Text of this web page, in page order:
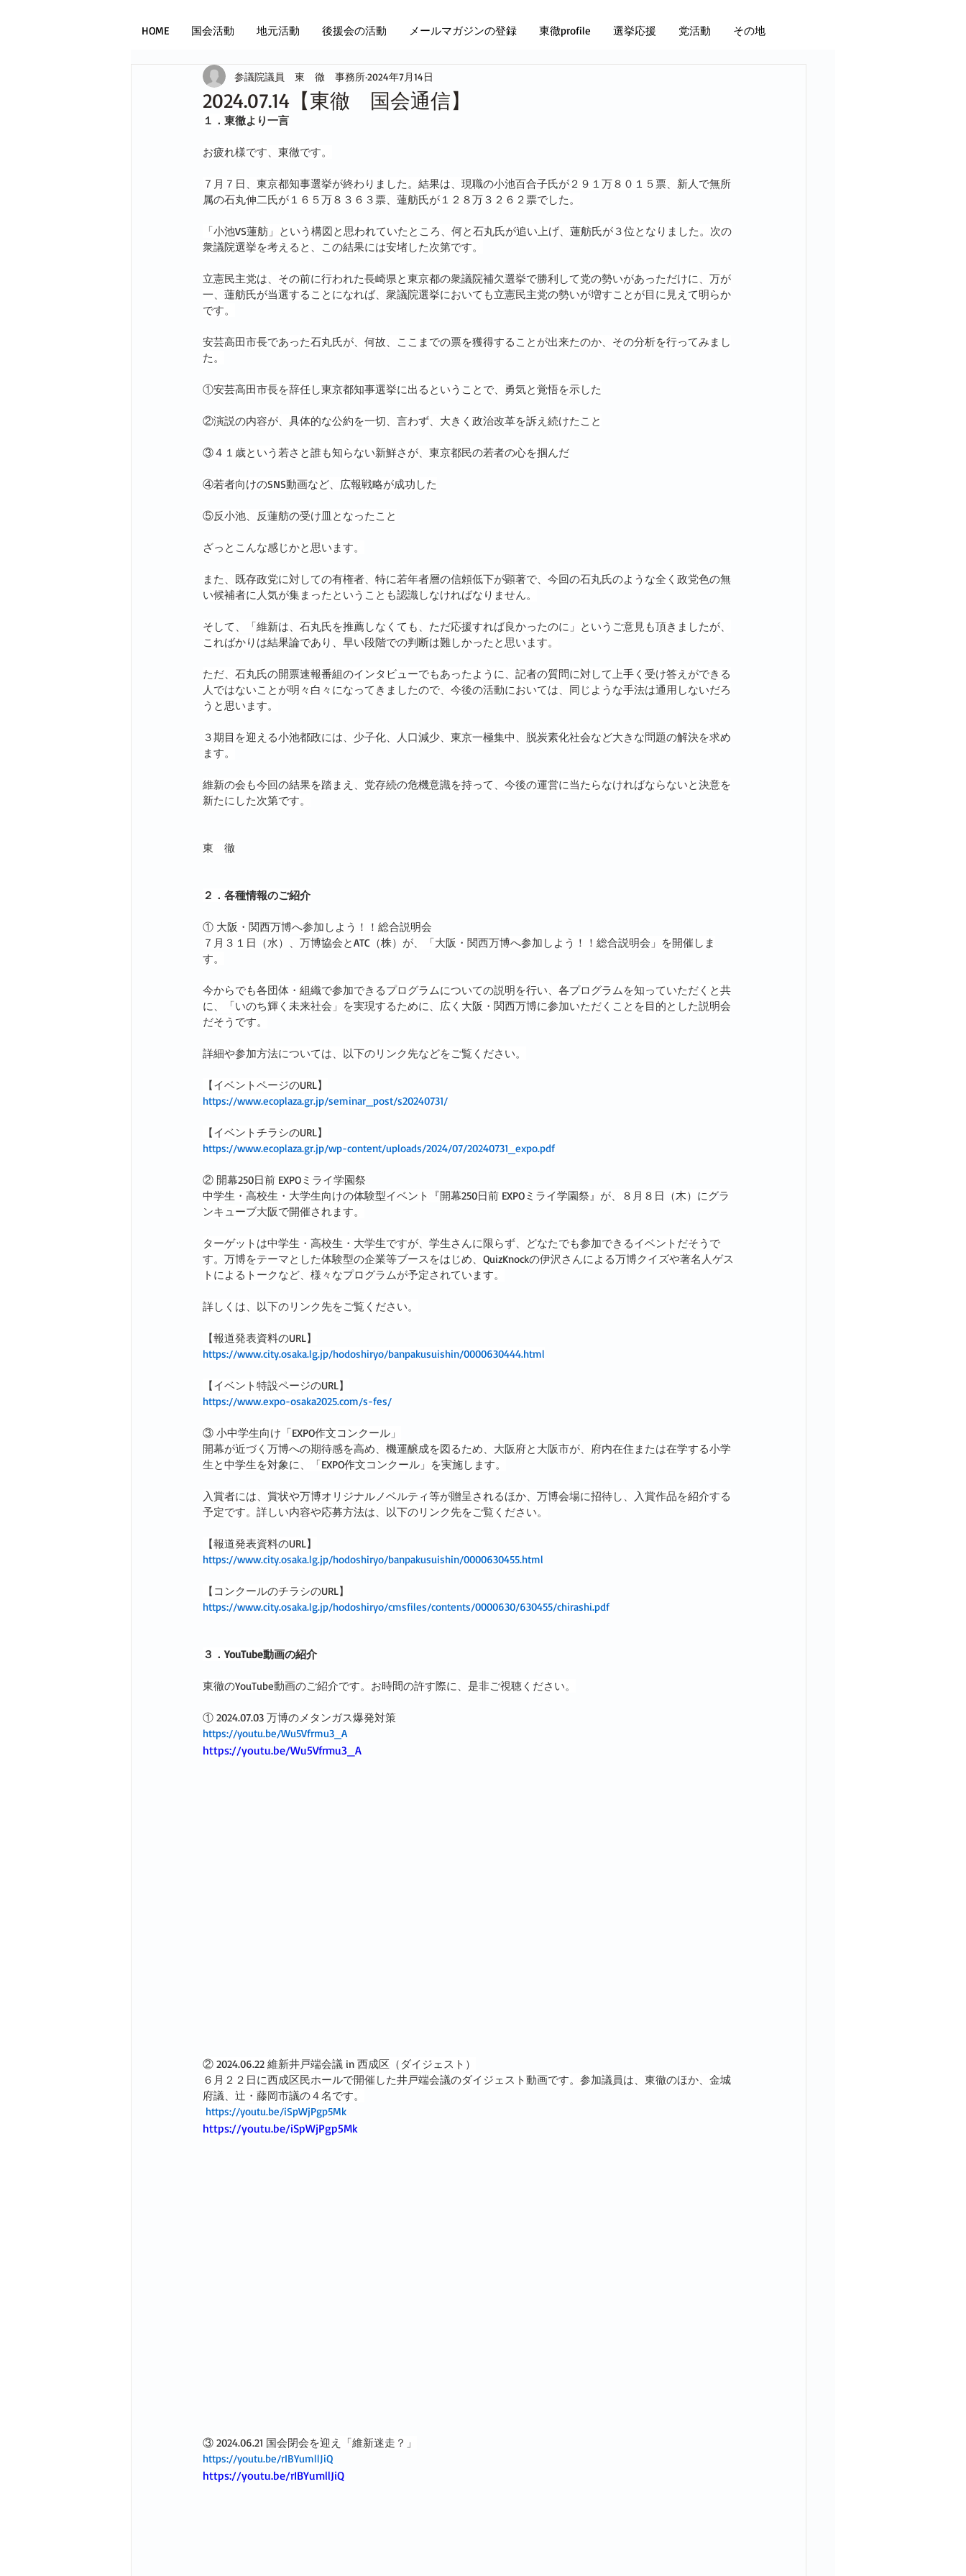
HOME 国会活動 地元活動 後援会の活動 メールマガジンの登録 東徹profile 選挙応援 党活動 その地
2024.07.14【東徹 国会通信】
参議院議員 東 徹 事務所2024年7月14日
１．東徹より一言
お疲れ様です、東徹です。
７月７日、東京都知事選挙が終わりました。結果は、現職の小池百合子氏が２９１万８０１５票、新人で無所
属の石丸伸二氏が１６５万８３６３票、蓮舫氏が１２８万３２６２票でした。
「小池VS蓮舫」という構図と思われていたところ、何と石丸氏が追い上げ、蓮舫氏が３位となりました。次の
衆議院選挙を考えると、この結果には安堵した次第です。
立憲民主党は、その前に行われた長崎県と東京都の衆議院補欠選挙で勝利して党の勢いがあっただけに、万が
一、蓮舫氏が当選することになれば、衆議院選挙においても立憲民主党の勢いが増すことが目に見えて明らか
です。
安芸高田市長であった石丸氏が、何故、ここまでの票を獲得することが出来たのか、その分析を行ってみまし
た。
①安芸高田市長を辞任し東京都知事選挙に出るということで、勇気と覚悟を示した
②演説の内容が、具体的な公約を一切、言わず、大きく政治改革を訴え続けたこと
③４１歳という若さと誰も知らない新鮮さが、東京都民の若者の心を掴んだ
④若者向けのSNS動画など、広報戦略が成功した
⑤反小池、反蓮舫の受け皿となったこと
ざっとこんな感じかと思います。
また、既存政党に対しての有権者、特に若年者層の信頼低下が顕著で、今回の石丸氏のような全く政党色の無
い候補者に人気が集まったということも認識しなければなりません。
そして、「維新は、石丸氏を推薦しなくても、ただ応援すれば良かったのに」というご意見も頂きましたが、
こればかりは結果論であり、早い段階での判断は難しかったと思います。
ただ、石丸氏の開票速報番組のインタビューでもあったように、記者の質問に対して上手く受け答えができる
人ではないことが明々白々になってきましたので、今後の活動においては、同じような手法は通用しないだろ
うと思います。
３期目を迎える小池都政には、少子化、人口減少、東京一極集中、脱炭素化社会など大きな問題の解決を求め
ます。
維新の会も今回の結果を踏まえ、党存続の危機意識を持って、今後の運営に当たらなければならないと決意を
新たにした次第です。
東　徹
２．各種情報のご紹介
① 大阪・関西万博へ参加しよう！！総合説明会
７月３１日（水）、万博協会とATC（株）が、「大阪・関西万博へ参加しよう！！総合説明会」を開催しま
す。
今からでも各団体・組織で参加できるプログラムについての説明を行い、各プログラムを知っていただくと共
に、「いのち輝く未来社会」を実現するために、広く大阪・関西万博に参加いただくことを目的とした説明会
だそうです。
詳細や参加方法については、以下のリンク先などをご覧ください。
【イベントページのURL】
https://www.ecoplaza.gr.jp/seminar_post/s20240731/
【イベントチラシのURL】
https://www.ecoplaza.gr.jp/wp-content/uploads/2024/07/20240731_expo.pdf
② 開幕250日前 EXPOミライ学園祭
中学生・高校生・大学生向けの体験型イベント『開幕250日前 EXPOミライ学園祭』が、８月８日（木）にグラ
ンキューブ大阪で開催されます。
ターゲットは中学生・高校生・大学生ですが、学生さんに限らず、どなたでも参加できるイベントだそうで
す。万博をテーマとした体験型の企業等ブースをはじめ、QuizKnockの伊沢さんによる万博クイズや著名人ゲス
トによるトークなど、様々なプログラムが予定されています。
詳しくは、以下のリンク先をご覧ください。
【報道発表資料のURL】
https://www.city.osaka.lg.jp/hodoshiryo/banpakusuishin/0000630444.html
【イベント特設ページのURL】
https://www.expo-osaka2025.com/s-fes/
③ 小中学生向け「EXPO作文コンクール」
開幕が近づく万博への期待感を高め、機運醸成を図るため、大阪府と大阪市が、府内在住または在学する小学
生と中学生を対象に、「EXPO作文コンクール」を実施します。
入賞者には、賞状や万博オリジナルノベルティ等が贈呈されるほか、万博会場に招待し、入賞作品を紹介する
予定です。詳しい内容や応募方法は、以下のリンク先をご覧ください。
【報道発表資料のURL】
https://www.city.osaka.lg.jp/hodoshiryo/banpakusuishin/0000630455.html
【コンクールのチラシのURL】
https://www.city.osaka.lg.jp/hodoshiryo/cmsfiles/contents/0000630/630455/chirashi.pdf
３．YouTube動画の紹介
東徹のYouTube動画のご紹介です。お時間の許す際に、是非ご視聴ください。
① 2024.07.03 万博のメタンガス爆発対策
https://youtu.be/Wu5Vfrmu3_A
https://youtu.be/Wu5Vfrmu3_A
② 2024.06.22 維新井戸端会議 in 西成区（ダイジェスト）
６月２２日に西成区民ホールで開催した井戸端会議のダイジェスト動画です。参加議員は、東徹のほか、金城
府議、辻・藤岡市議の４名です。
https://youtu.be/iSpWjPgp5Mk
https://youtu.be/iSpWjPgp5Mk
③ 2024.06.21 国会閉会を迎え「維新迷走？」
https://youtu.be/rIBYumllJiQ
https://youtu.be/rIBYumllJiQ